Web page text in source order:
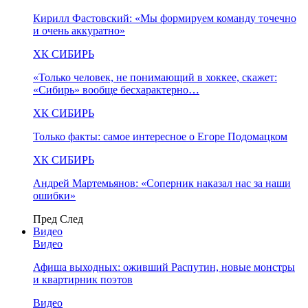
Кирилл Фастовский: «Мы формируем команду точечно
и очень аккуратно»
ХК СИБИРЬ
«Только человек, не понимающий в хоккее, скажет:
«Сибирь» вообще бесхарактерно…
ХК СИБИРЬ
Только факты: самое интересное о Егоре Подомацком
ХК СИБИРЬ
Андрей Мартемьянов: «Соперник наказал нас за наши
ошибки»
Пред След
Видео
Видео
Афиша выходных: оживший Распутин, новые монстры
и квартирник поэтов
Видео